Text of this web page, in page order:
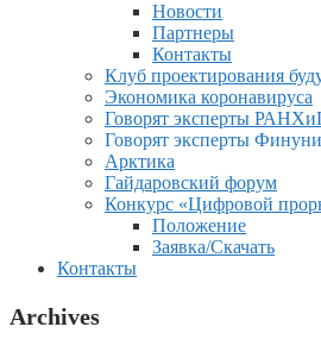
Новости
Партнеры
Контакты
Клуб проектирования
Экономика коронавируса
Говорят эксперты
Говорят эксперты
Арктика
Гайдаровский форум
Конкурс «Цифровой
Положение
Заявка/Скачать
Контакты
Archives